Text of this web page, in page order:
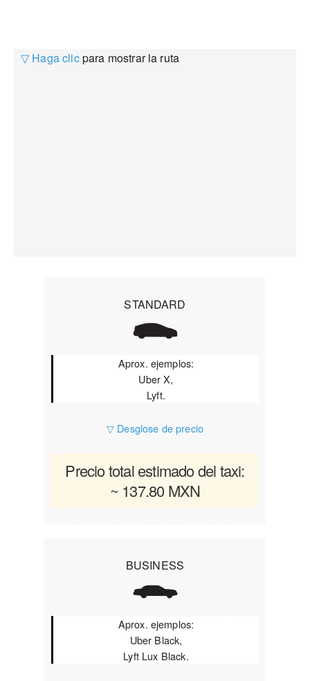
▽ Haga clicpara mostrar la ruta
STANDARD
Aprox. ejemplos:
Uber X,
Lyft.
▽ Desglose de precio
Precio total estimado del taxi:
~ 137.80 MXN
BUSINESS
Aprox. ejemplos:
Uber Black,
Lyft Lux Black.